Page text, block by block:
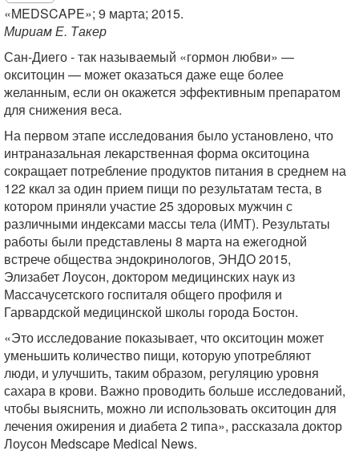
«MEDSCAPE»; 9 марта; 2015.
Мириам Е. Такер
Сан-Диего - так называемый «гормон любви» —
окситоцин — может оказаться даже еще более
желанным, если он окажется эффективным препаратом
для снижения веса.
На первом этапе исследования было установлено, что
интраназальная лекарственная форма окситоцина
сокращает потребление продуктов питания в среднем на
122 ккал за один прием пищи по результатам теста, в
котором приняли участие 25 здоровых мужчин с
различными индексами массы тела (ИМТ). Результаты
работы были представлены 8 марта на ежегодной
встрече общества эндокринологов, ЭНДО 2015,
Элизабет Лоусон, доктором медицинских наук из
Массачусетского госпиталя общего профиля и
Гарвардской медицинской школы города Бостон.
«Это исследование показывает, что окситоцин может
уменьшить количество пищи, которую употребляют
люди, и улучшить, таким образом, регуляцию уровня
сахара в крови. Важно проводить больше исследований,
чтобы выяснить, можно ли использовать окситоцин для
лечения ожирения и диабета 2 типа», рассказала доктор
Лоусон Medscape Medical News.